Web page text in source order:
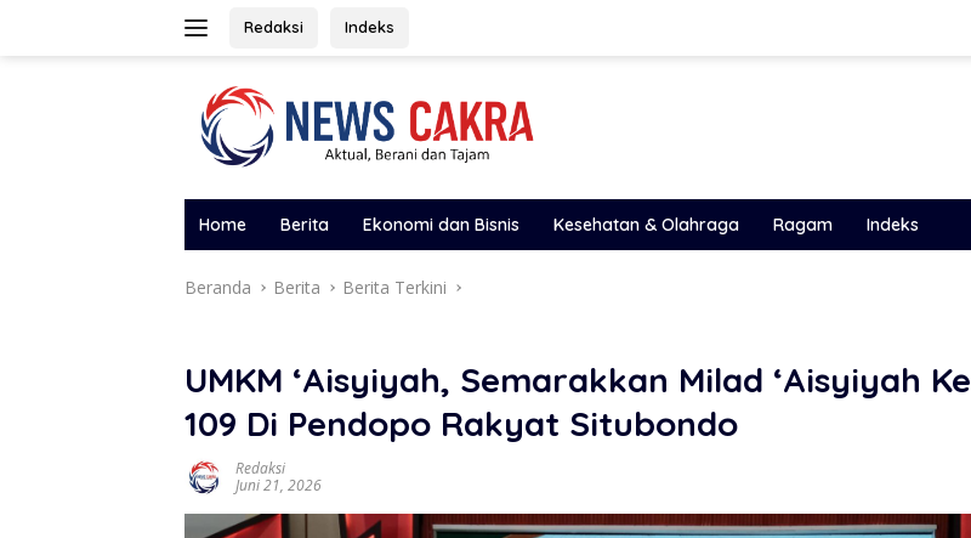
Redaksi Indeks
Home Berita Ekonomi dan Bisnis Kesehatan & Olahraga Ragam Indeks
Beranda Berita Berita Terkini
UMKM ‘Aisyiyah, Semarakkan Milad ‘Aisyiyah Ke
109 Di Pendopo Rakyat Situbondo
Redaksi
Juni 21, 2026